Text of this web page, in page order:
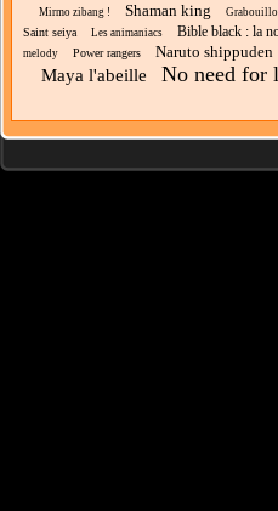
Mirmo zibang ! Shaman king
Saint seiya Les animaniacs Bible black : la
melody Power rangers Naruto shippuden
Maya l'abeille No need for